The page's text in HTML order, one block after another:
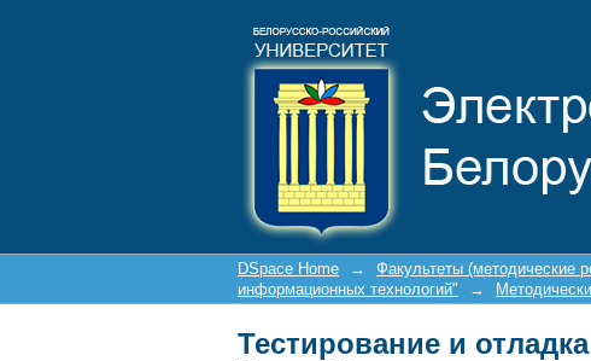
DSpace Home → Факультеты (методические
информационных технологий"
→
Тестирование и